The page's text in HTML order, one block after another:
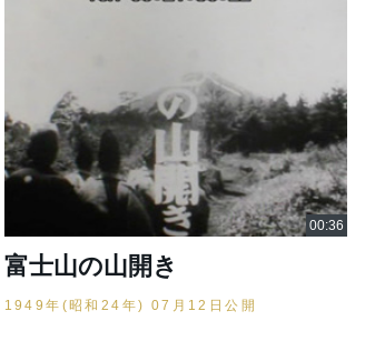
富士山の山開き
1949年(昭和24年) 07月12日公開